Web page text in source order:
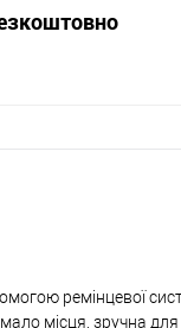
ремінцевої
місця, зручна